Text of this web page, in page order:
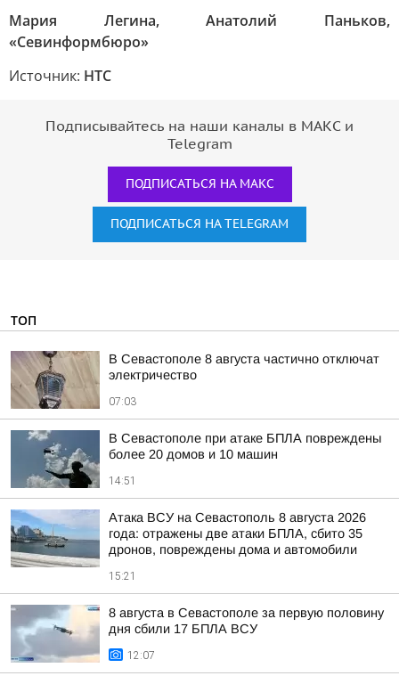
Мария Легина, Анатолий Паньков,
«Севинформбюро»
Источник: НТС
Подписывайтесь на наши каналы в МАКС и
Telegram
ПОДПИСАТЬСЯ НА МАКС
ПОДПИСАТЬСЯ НА TELEGRAM
ТОП
В Севастополе 8 августа частично отключат
электричество
07:03
В Севастополе при атаке БПЛА повреждены
более 20 домов и 10 машин
14:51
Атака ВСУ на Севастополь 8 августа 2026
года: отражены две атаки БПЛА, сбито 35
дронов, повреждены дома и автомобили
15:21
8 августа в Севастополе за первую половину
дня сбили 17 БПЛА ВСУ
12:07